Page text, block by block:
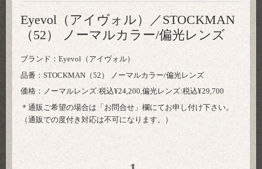
Eyevol（アイヴォル）／STOCKMAN
（52） ノーマルカラー/偏光レンズ
ブランド：Eyevol（アイヴォル）
品番：STOCKMAN（52） ノーマルカラー/偏光レンズ
価格：ノーマルレンズ:税込¥24,200,偏光レンズ:税込¥29,700
＊通販ご希望の場合は「 お問合せ 」欄にてお申し付け下さい。
（通販での度付き対応は不可になります。）